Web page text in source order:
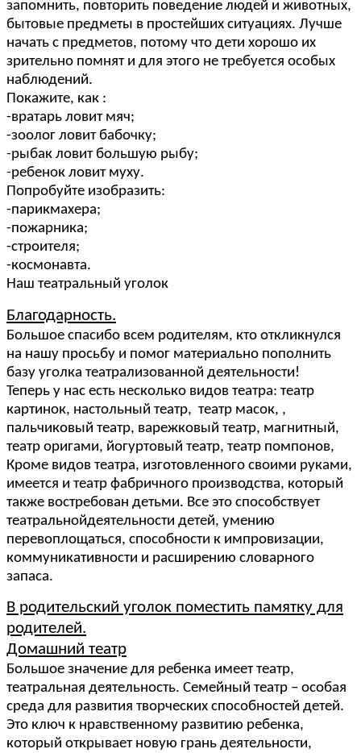
запомнить, повторить поведение людей и животных,
бытовые предметы в простейших ситуациях. Лучше
начать с предметов, потому что дети хорошо их
зрительно помнят и для этого не требуется особых
наблюдений.
Покажите, как :
-вратарь ловит мяч;
-зоолог ловит бабочку;
-рыбак ловит большую рыбу;
-ребенок ловит муху.
Попробуйте изобразить:
-парикмахера;
-пожарника;
-строителя;
-космонавта.
Наш театральный уголок
Благодарность.
Большое спасибо всем родителям, кто откликнулся
на нашу просьбу и помог материально пополнить
базу уголка театрализованной деятельности!
Теперь у нас есть несколько видов театра: театр
картинок, настольный театр, театр масок, ,
пальчиковый театр, варежковый театр, магнитный,
театр оригами, йогуртовый театр, театр помпонов,
Кроме видов театра, изготовленного своими руками,
имеется и театр фабричного производства, который
также востребован детьми. Все это способствует
театральнойдеятельности детей, умению
перевоплощаться, способности к импровизации,
коммуникативности и расширению словарного
запаса.
В родительский уголок поместить памятку для
родителей.
Домашний театр
Большое значение для ребенка имеет театр,
театральная деятельность. Семейный театр – особая
среда для развития творческих способностей детей.
Это ключ к нравственному развитию ребенка,
который открывает новую грань деятельности,